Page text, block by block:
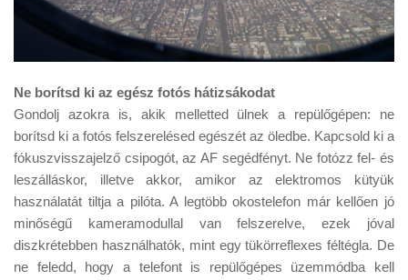
Ne borítsd ki az egész fotós hátizsákodat
Gondolj azokra is, akik melletted ülnek a repülőgépen: ne
borítsd ki a fotós felszerelésed egészét az öledbe. Kapcsold ki a
fókuszvisszajelző csipogót, az AF segédfényt. Ne fotózz fel- és
leszálláskor, illetve akkor, amikor az elektromos kütyük
használatát tiltja a pilóta. A legtöbb okostelefon már kellően jó
minőségű kameramodullal van felszerelve, ezek jóval
diszkrétebben használhatók, mint egy tükörreflexes féltégla. De
ne feledd, hogy a telefont is repülőgépes üzemmódba kell